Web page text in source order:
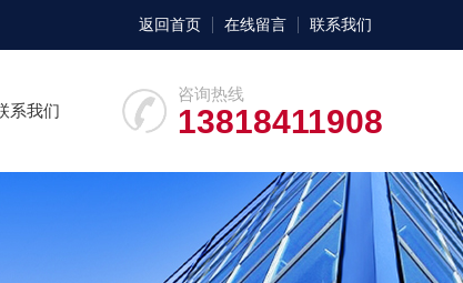
返回首页 在线留言 联系我们
咨询热线
13818411908
系我们